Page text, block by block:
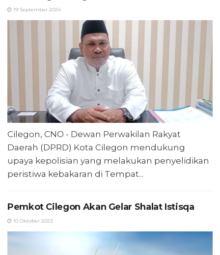
19 September 2024
Cilegon, CNO - Dewan Perwakilan Rakyat
Daerah (DPRD) Kota Cilegon mendukung
upaya kepolisian yang melakukan penyelidikan
peristiwa kebakaran di Tempat...
Pemkot Cilegon Akan Gelar Shalat Istisqa
10 Oktober 2023